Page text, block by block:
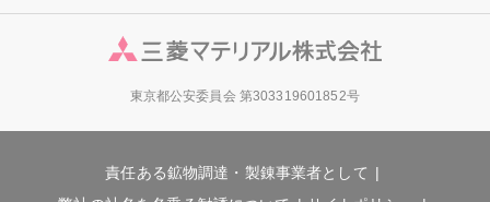
東京都公安委員会 第303319601852号
責任ある鉱物調達・製錬事業者として